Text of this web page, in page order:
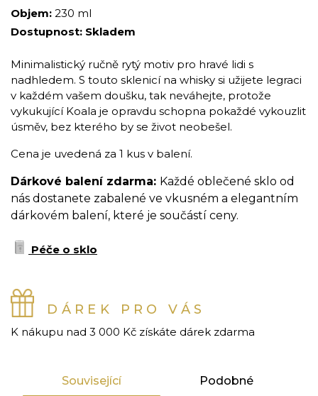
Objem: 230 ml
Dostupnost: Skladem
Minimalistický ručně rytý motiv pro hravé lidi s
nadhledem. S touto sklenicí na whisky si užijete legraci
v každém vašem doušku, tak neváhejte, protože
vykukující Koala je opravdu schopna pokaždé vykouzlit
úsměv, bez kterého by se život neobešel.
Cena je uvedená za 1 kus v balení.
Dárkové balení zdarma: Každé oblečené sklo od
nás dostanete zabalené ve vkusném a elegantním
dárkovém balení, které je součástí ceny.
Péče o sklo
DÁREK PRO VÁS
K nákupu nad 3 000 Kč získáte dárek zdarma
Související Podobné